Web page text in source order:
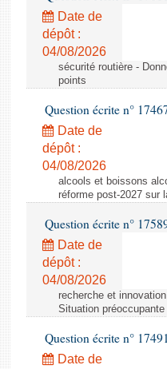
Date de
dépôt :
04/08/2026
sécurité routière -
points
Question écrite n°
Date de
dépôt :
04/08/2026
alcools et boissons
réforme post-2027 sur
Question écrite n°
Date de
dépôt :
04/08/2026
recherche et
Situation
Question écrite n°
Date de